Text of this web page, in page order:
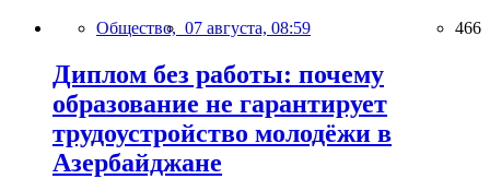
Общество, 07 августа, 08:59 466
Диплом без работы: почему
образование не гарантирует
трудоустройство молодёжи в
Азербайджане